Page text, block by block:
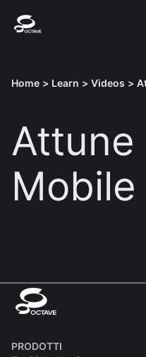
Home > Learn > Videos >
Attune
PRODOTTI